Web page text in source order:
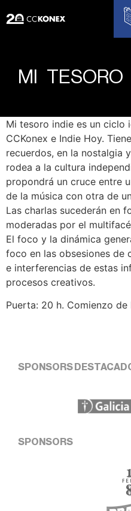
MI TESORO
Mi tesoro indie es un
CCKonex e Indie Hoy.
recuerdos, en la nostalgia
rodea a la cultura
propondrá un cruce entre
de la música con otra de
Las charlas sucederán en
moderadas por el
El foco y la dinámica
foco en las obsesiones de
e interferencias de estas
procesos creativos.
Puerta: 20 h. Comienzo de
SPONSORS
SPONSORS